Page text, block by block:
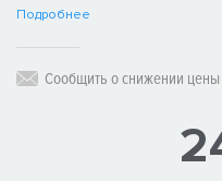
Подробнее
Сообщить о снижении цены